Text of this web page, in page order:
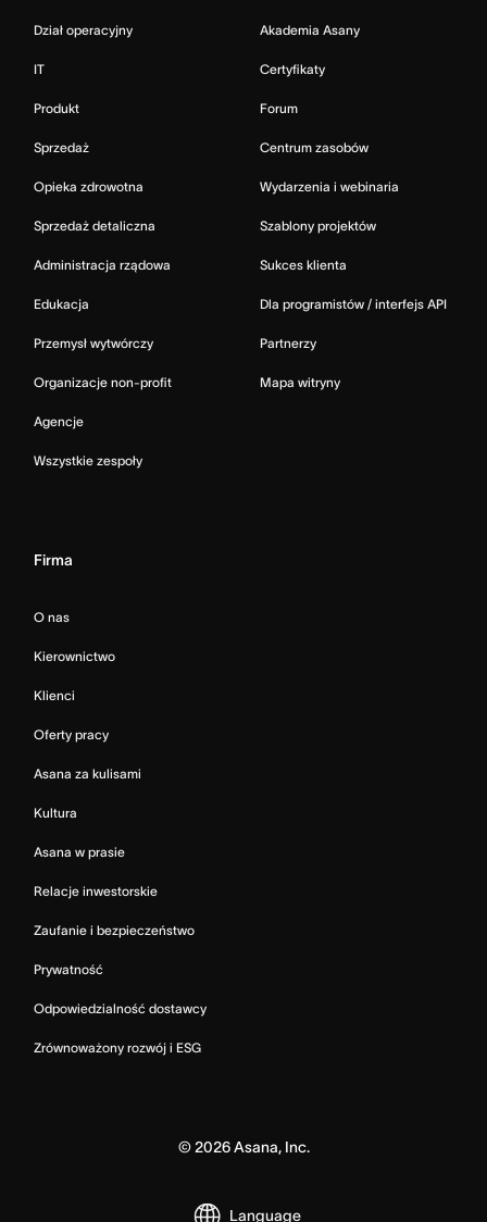
Dział operacyjny
IT
Produkt
Sprzedaż
Opieka zdrowotna
Sprzedaż detaliczna
Administracja rządowa
Edukacja
Przemysł wytwórczy
Organizacje non-profit
Agencje
Wszystkie zespoły
Akademia Asany
Certyfikaty
Forum
Centrum zasobów
Wydarzenia i webinaria
Szablony projektów
Sukces klienta
Dla programistów / interfejs API
Partnerzy
Mapa witryny
Firma
O nas
Kierownictwo
Klienci
Oferty pracy
Asana za kulisami
Kultura
Asana w prasie
Relacje inwestorskie
Zaufanie i bezpieczeństwo
Prywatność
Odpowiedzialność dostawcy
Zrównoważony rozwój i ESG
© 2026Asana, Inc.
Language